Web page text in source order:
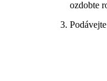
ozdobte